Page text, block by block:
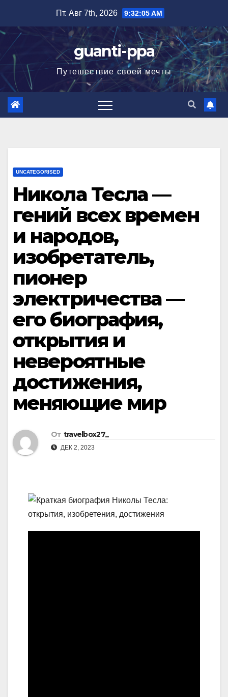
содержимому
Пт. Авг 7th, 2026 9:32:06 AM
guanti-ppa
Путешествие своей мечты
UNCATEGORISED
Никола Тесла —
гений всех времен
и народов,
изобретатель,
пионер
электричества —
его биография,
открытия и
невероятные
достижения,
меняющие мир
От travelbox27_
ДЕК 2, 2023